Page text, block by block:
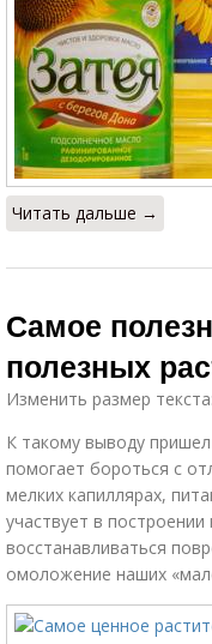
Читать дальше →
Самое
полезных
Изменить размер текста:
К такому выводу
помогает бороться с
мелких капиллярах,
участвует в
восстанавливаться
омоложение наших